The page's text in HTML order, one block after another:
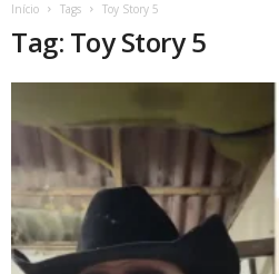
Início Tags Toy Story 5
Tag: Toy Story 5